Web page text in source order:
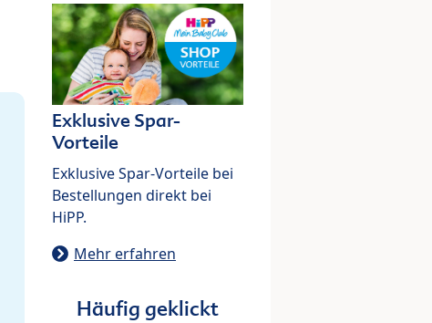
Exklusive Spar-
Vorteile
Exklusive Spar-Vorteile bei
Bestellungen direkt bei
HiPP.
Mehr erfahren
Häufig geklickt